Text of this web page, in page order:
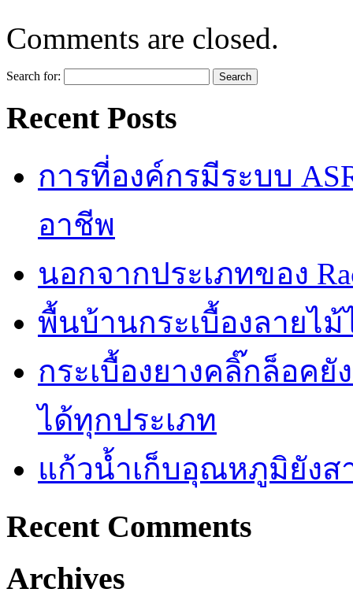
Comments are closed.
Search for:
Recent Posts
การที่องค์กรมีระบบ
อาชีพ
นอกจากประเภทของ
พื้นบ้านกระเบื้องลายไ
กระเบื้องยางคลิ๊กล็อค
ได้ทุกประเภท
แก้วน้ำเก็บอุณหภูมิยังส
Recent Comments
Archives